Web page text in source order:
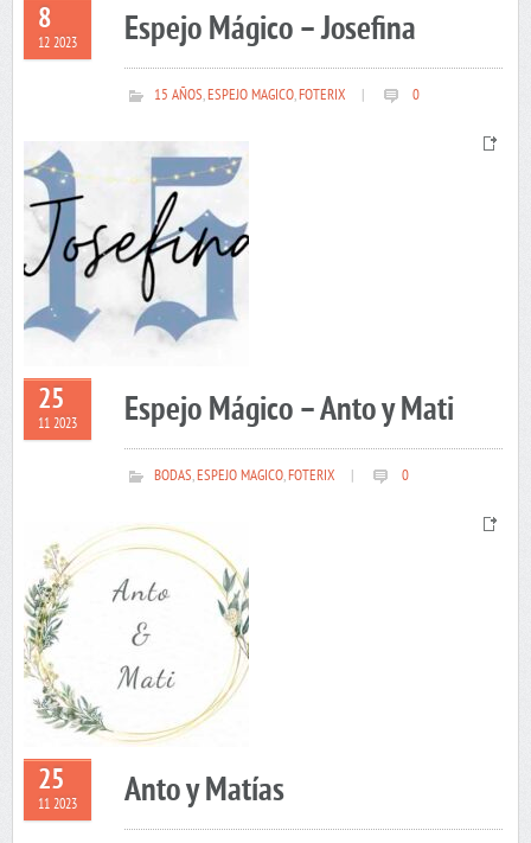
8
12 2023 Espejo Mágico – Josefina
15 AÑOS,ESPEJO MAGICO,FOTERIX 0
25
11 2023 Espejo Mágico – Anto y Mati
BODAS,ESPEJO MAGICO,FOTERIX 0
25
11 2023 Anto y Matías